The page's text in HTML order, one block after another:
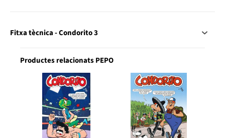
Fitxa tècnica - Condorito 3
Productes relacionats PEPO